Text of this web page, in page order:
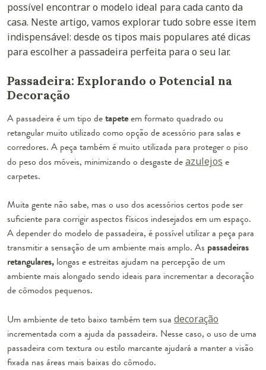
possível encontrar o modelo ideal para cada canto da
casa. Neste artigo, vamos explorar tudo sobre esse item
indispensável: desde os tipos mais populares até dicas
para escolher a passadeira perfeita para o seu lar.
Passadeira: Explorando o Potencial na
Decoração
A passadeira é um tipo detapeteem formato quadrado ou
retangular muito utilizado como opção de acessório para salas e
corredores. A peça também é muito utilizada para proteger o piso
do peso dos móveis, minimizando o desgaste deazulejos e
carpetes.
Muita gente não sabe, mas o uso dos acessórios certos pode ser
suficiente para corrigir aspectos físicos indesejados em um espaço.
A depender do modelo de passadeira, é possível utilizar a peça para
transmitir a sensação de um ambiente mais amplo. As passadeiras
retangulares, longas e estreitas ajudam na percepção de um
ambiente mais alongado sendo ideais para incrementar a decoração
de cômodos pequenos.
Um ambiente de teto baixo também tem sua decoração
incrementada com a ajuda da passadeira. Nesse caso, o uso de uma
passadeira com textura ou estilo marcante ajudará a manter a visão
fixada nas áreas mais baixas do cômodo.